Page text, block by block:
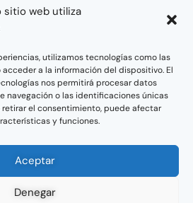
sitio web utiliza
utilizamos tecnologías como las
a la información del dispositivo. El
nos permitirá procesar datos
navegación o las identificaciones únicas
retirar el consentimiento, puede afectar
y funciones.
Aceptar
Denegar
consecuencia, será responsable
y confidencialidad,
ni a permitir el acceso a los
y/o contenidos por parte de
se obliga a notificar a la
que pueda suponer un uso
como, a título enunciativo, su
no autorizado, con el fin de
cancelación. En consecuencia,
anterior, la empresa
responsabilidad que pudiera